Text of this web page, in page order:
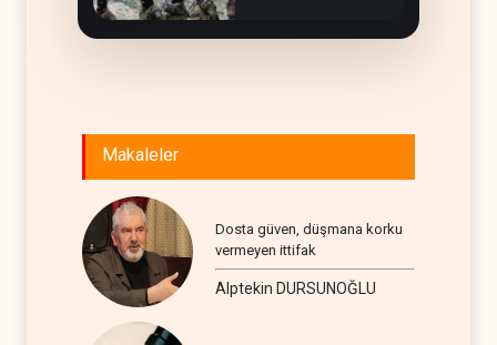
Makaleler
Dosta güven, düşmana korku
vermeyen ittifak
Alptekin DURSUNOĞLU